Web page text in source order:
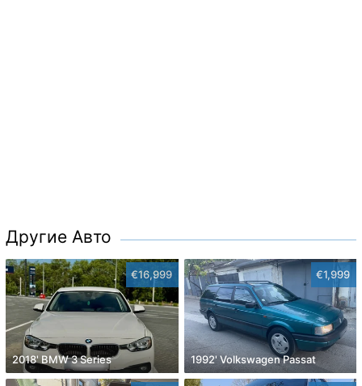
Другие Авто
€16,999
2018' BMW 3 Series
€1,999
1992' Volkswagen Passat